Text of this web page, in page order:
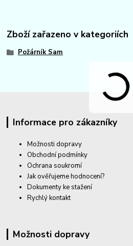
Zboží zařazeno v kategoriích
Požárník Sam
Informace pro zákazníky
Možnosti dopravy
Obchodní podmínky
Ochrana soukromí
Jak ověřujeme hodnocení?
Dokumenty ke stažení
Rychlý kontakt
Možnosti dopravy